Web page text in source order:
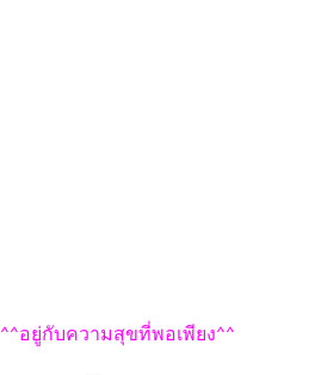
^^อยู่กับความสุขที่พอเพียง^^